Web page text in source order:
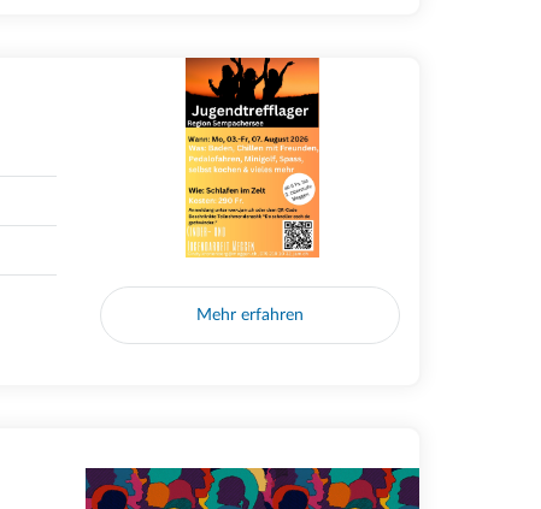
Mehr erfahren